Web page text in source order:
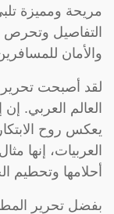
مريحة ومميزة
التفاصيل وتحرص
والأمان
لقد أصبحت تحرير
العالم العربي.
يعكس روح
العربيات، إنها
أحلامها وتحطيم
بفضل تحرير